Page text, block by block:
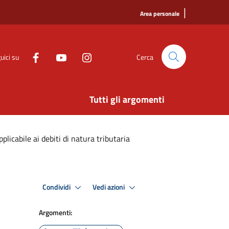
Area personale |
su Cerca
Tutti gli argomenti
ai debiti di natura tributaria
Condividi Vedi azioni
Argomenti: